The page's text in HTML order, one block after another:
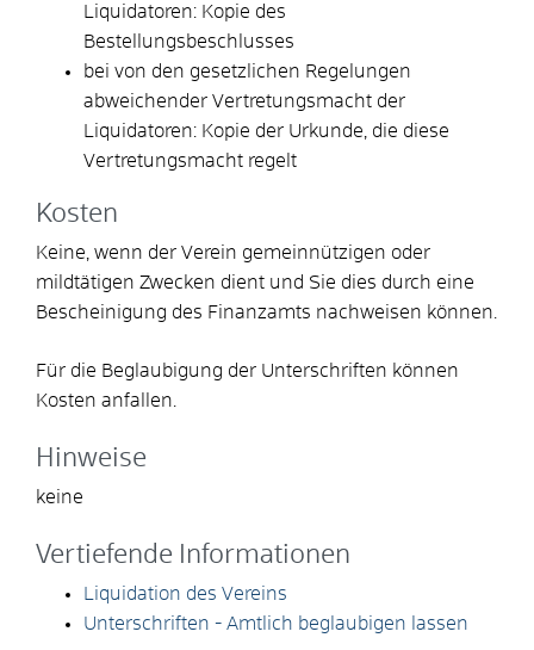
Liquidatoren: Kopie des
Bestellungsbeschlusses
bei von den gesetzlichen Regelungen
abweichender Vertretungsmacht der
Liquidatoren: Kopie der Urkunde, die diese
Vertretungsmacht regelt
Kosten
Keine, wenn der Verein gemeinnützigen oder
mildtätigen Zwecken dient und Sie dies durch eine
Bescheinigung des Finanzamts nachweisen können.
Für die Beglaubigung der Unterschriften können
Kosten anfallen.
Hinweise
keine
Vertiefende Informationen
Liquidation des Vereins
Unterschriften - Amtlich beglaubigen lassen